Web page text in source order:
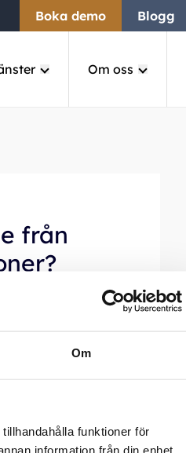
Om
funktioner för
information från din enhet
Boka demo Blogg
Om oss
från
i ett
behöva